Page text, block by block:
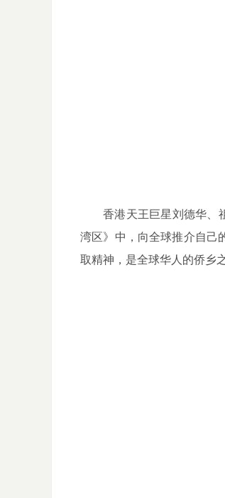
香港天王巨星刘德华、
湾区》中，向全球推介自
取精神，是全球华人的侨乡之